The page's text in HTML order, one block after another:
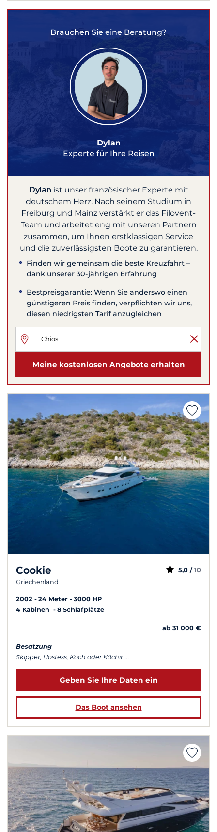
Brauchen Sie eine Beratung?
Dylan
Experte für Ihre Reisen
Dylan ist unser französischer Experte mit
deutschem Herz. Nach seinem Studium in
Freiburg und Mainz verstärkt er das Filovent-
Team und arbeitet eng mit unseren Partnern
zusammen, um Ihnen erstklassigen Service
und die zuverlässigsten Boote zu garantieren.
Finden wir gemeinsam die beste Kreuzfahrt –
dank unserer 30-jährigen Erfahrung
Bestpreisgarantie: Wenn Sie anderswo einen
günstigeren Preis finden, verpflichten wir uns,
diesen niedrigsten Tarif anzugleichen
Meine kostenlosen Angebote erhalten
Cookie
Griechenland
5,0 / 10
2002 24 Meter
3000 HP
4 Kabinen
8 Schlafplätze
ab 31 000 €
Besatzung
Skipper, Hostess, Koch oder Köchin...
Geben Sie Ihre Daten ein
Das Boot ansehen